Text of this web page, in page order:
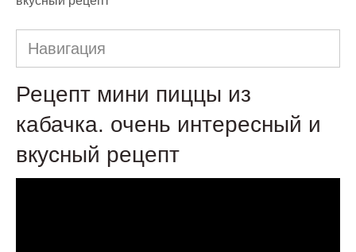
Навигация
Рецепт мини пиццы из
кабачка. очень интересный и
вкусный рецепт